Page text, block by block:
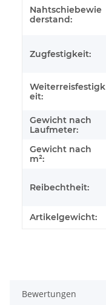
Nahtschiebewie
derstand:
Zugfestigkeit:
Weiterreisfestigk
eit:
Gewicht nach
Laufmeter:
Gewicht nach
m²:
Reibechtheit:
Artikelgewicht:
Bewertungen